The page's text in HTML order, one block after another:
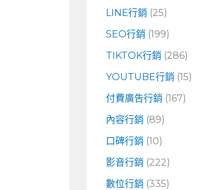
LINE行銷 (25)
SEO行銷 (199)
TIKTOK行銷 (286)
YOUTUBE行銷 (15)
付費廣告行銷 (167)
內容行銷 (89)
口碑行銷 (10)
影音行銷 (222)
數位行銷 (335)